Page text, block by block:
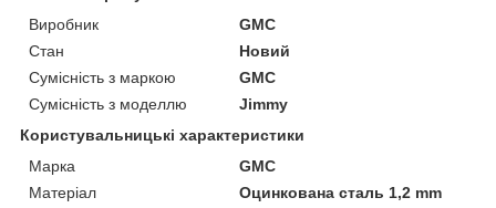
Виробник
GMC
Стан
Новий
Сумісність з маркою
GMC
Сумісність з моделлю
Jimmy
Користувальницькі характеристики
Марка
GMC
Матеріал
Оцинкована сталь 1,2 mm